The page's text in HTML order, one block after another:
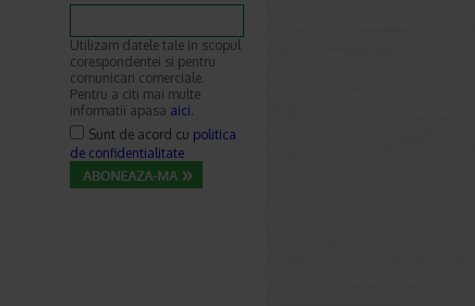
Utilizam datele tale in scopul
corespondentei si pentru
comunicari comerciale.
Pentru a citi mai multe
informatii apasa aici.
Sunt de acord cu politica
de confidentialitate